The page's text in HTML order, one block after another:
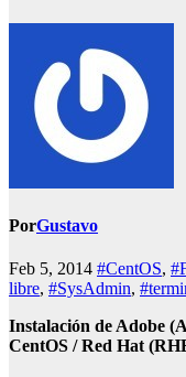
PorGustavo
Feb 5, 2014 #CentOS,
libre, #SysAdmin,
Instalación de Adobe
CentOS / Red Hat